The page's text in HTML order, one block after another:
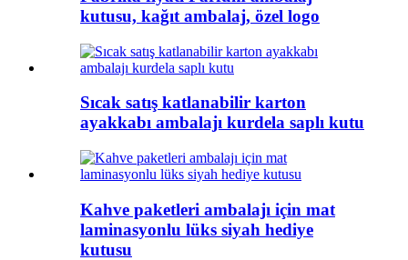
kutusu, kağıt ambalaj, özel logo
Sıcak satış katlanabilir karton
ayakkabı ambalajı kurdela saplı kutu
Kahve paketleri ambalajı için mat
laminasyonlu lüks siyah hediye
kutusu